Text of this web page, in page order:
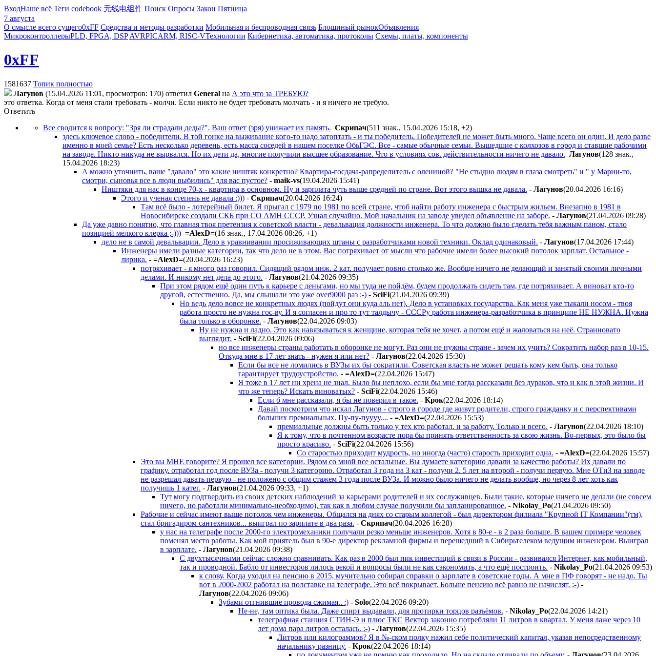
ВходНаше всё Теги codebook 无线电组件 Поиск Опросы Закон Пятница
7 августа
О смысле всего сущего0xFF Средства и методы разработки Мобильная и беспроводная связь Блошиный рынокОбъявления
МикроконтроллерыPLD, FPGA, DSP AVRPICARM, RISC-VТехнологии Кибернетика, автоматика, протоколы Схемы, платы, компоненты
0xFF
1581637 Топик полностью
Лaгyнoв (15.04.2026 11:01, просмотров: 170) ответил General на А это что за ТРЕБУЮ?
это ответка. Когда от меня стали требовать - молчи. Если никто не будет требовать молчать - и я ничего не требую.
Ответить
Все сводится к вопросу: "Зря ли страдали деды?". Ваш ответ (зря) унижает их память. Cкpипaч(511 знак., 15.04.2026 15:18, +2)
здесь ключевое слово - победители. В той гонке на выживание кого-то надо затоптать - и ты победитель. Победителей не может быть много. Чаще всего он один. И дело разве
именно в моей семье? Есть несколько деревень, есть масса соседей в нашем поселке ОбьГЭС. Все - самые обычные семьи. Вышедшие с колхозов в город и ставшие рабочими
на заводе. Никто никуда не вырвался. Но их дети да, многие получили высшее образование. Что в условиях сов. действительности ничего не давало. Лaгyнoв(128 знак.,
15.04.2026 18:23)
А можно уточнить, ваше "давало" это какие ништяк конкретно? Квартира-госдача-рапределитель с олениной? "Не стыдно людям в глаза смотреть" и " у Марии-то,
смотри, сыновья все в люди выбились" для вас пустое? - maik-vs(19.04.2026 15:41)
Ништяки для нас в конце 70-х - квартира в основном. Ну и зарплата чуть выше средней по стране. Вот этого вышка не давала. - Лaгyнoв(20.04.2026 16:16)
Этого и ученая степень не давала :))) - Cкpипaч(20.04.2026 16:24)
Там всё было - лотерейный билет. Я прыгал с 1979 по 1981 по всей стране, чтоб найти работу инженера с быстрым жильем. Внезапно в 1981 в
Новосибирске создали СКБ при СО АМН СССР. Узнал случайно. Мой начальник на заводе увидел объявление на заборе. - Лaгyнoв(21.04.2026 09:28)
Да уже давно понятно, что главная твоя претензия к советской власти - девальвация должности инженера. То что должно было сделать тебя важным паном, стало
позицией мелкого клерка ;-))) =AlexD=(16 знак., 17.04.2026 08:26, +1)
дело не в самой девальвации. Дело в уравнивании просиживающих штаны с разработчиками новой техники. Оклад одинаковый. - Лaгyнoв(17.04.2026 17:44)
Инженеры имели разные категории, так что дело не в этом. Вас потряхивает от мысли что рабочие имели более высокий потолок зарплат. Остальное -
лирика. - =AlexD=(20.04.2026 16:23)
потряхивает - я много раз говорил. Сидящий рядом инж. 2 кат. получает ровно столько же. Вообще ничего не делающий и занятый своими личными
делами. И никому нет дела до этого. - Лaгyнoв(21.04.2026 09:35)
При этом рядом ещё один путь к карьере с деньгами, но мы туда не пойдём, будем продолжать сидеть там, где потряхивает. А виноват кто-то
другой, естественно. Да, мы слышали это уже over9000 раз :-) - SciFi(21.04.2026 09:39)
Но ведь дело вовсе не конкретных людях (пойдут они куда аль нет). Дело в установках государства. Как меня уже тыкали носом - твоя
работа просто не нужна гос-ву. И я согласен и про то тут талдычу - СССРу работа инженера-разработчика в принципе НЕ НУЖНА. Нужна
была только в оборонке. - Лaгyнoв(22.04.2026 09:03)
Ну не нужна и ладно. Это как навязываться к женщине, которая тебя не хочет, а потом ещё и жаловаться на неё. Странновато
выглядит. - SciFi(22.04.2026 09:06)
но все инженеры страны работать в оборонке не могут. Раз они не нужны стране - зачем их учить? Сократить набор раз в 10-15.
Откуда мне в 17 лет знать - нужен я или нет? - Лaгyнoв(22.04.2026 15:30)
Если бы все не ломились в ВУЗы их бы сократили. Советская власть не может решать кому кем быть, она только
гарантирует трудоустройство. - =AlexD=(22.04.2026 15:47)
Я тоже в 17 лет ни хрена не знал. Было бы неплохо, если бы мне тогда рассказали без дураков, что и как в этой жизни. И
что же теперь? Искать виноватых? - SciFi(22.04.2026 15:46)
Если б мне рассказали, я бы не поверил в такое. - Kpoк(22.04.2026 18:14)
Давай посмотрим что искал Лагунов - строго в городе где живут родители, строго гражданку и с перспективами
больших премиальных. Пу-пу-пуууу.... - =AlexD=(22.04.2026 15:53)
премиальные должны быть только у тех кто работал. и за работу. Только и всего. - Лaгyнoв(22.04.2026 18:10)
Я к тому, что в почтенном возрасте пора бы принять ответственность за свою жизнь. Во-первых, это было бы
просто красиво. - SciFi(22.04.2026 15:56)
Со старостью приходит мудрость, но иногда (часто) старость приходит одна. - =AlexD=(22.04.2026 15:57)
Это вы МНЕ говорите? Я прошел все категории. Рядом со мной все остальные. Вы думаете категорию давали за качество работы? Их давали по
графику. отработал год после ВУЗа - получи 3 категорию. Отработал 3 года на 3 кат - получи 2. 5 лет на второй - получи первую. Мне ОТиЗ на заводе
не разрешал давать первую - не положено с общим стажем 3 года после ВУЗа. И можно было ничего не делать вообще, но через 8 лет хоть как
получишь 1 катег. - Лaгyнoв(21.04.2026 09:33, +1)
Тут могу подтвердить из своих детских наблюдений за карьерами родителей и их сослуживцев. Были такие, которые ничего не делали (не совсем
ничего, но работали минимально-необходимо), так как в любом случае получили бы запланированное. - Nikolay_Po(21.04.2026 09:50)
Рабочие и сейчас имеют выше потолок чем инженеры. Общался на днях со старым коллегой - был директором филиала "Крупной IT Компании"(тм),
стал бригадиром сантехников... выиграл по зарплате в два раза. - Cкpипaч(20.04.2026 16:28)
у нас на телеграфе после 2000-го электромеханики получали резко меньше инженеров. Хотя в 80-е - в 2 раза больше. В вашем примере человек
поменял место работы. Как мой приятель был в 90-е директор рекламной фирмы и перешедший в Сибирьтелеком ведущим инженером. Выиграл
в зарплате. - Лaгyнoв(21.04.2026 09:38)
С двухтысячными сейчас сложно сравнивать. Как раз в 2000 был пик инвестиций в связи в России - развивался Интернет, как мобильный,
так и проводной. Бабло от инвесторов лилось рекой и вопросы были не как сэкономить, а что ещё построить. - Nikolay_Po(21.04.2026 09:53)
к слову. Когда уходил на пенсию в 2015, мучительно собирал справки о зарплате в советские годы. А мне в ПФ говорят - не надо. Ты
вот в 2000-2002 работал на полставке на телеграфе. Это всё покрывает. Больше пенсию всё равно не начислят. :-) -
Лaгyнoв(22.04.2026 09:06)
Зубами отгнившие провода сжимая.. :) - Solo(22.04.2026 09:20)
Не-не, там оптика была. Даже спирт выдавали, для протирки торцов разъёмов. - Nikolay_Po(22.04.2026 14:21)
телеграфная станция СТИН-Э и плюс ТКС Вектор законно потребляли 11 литров в квартал. У меня лаже через 10
лет дома пара литров осталась. :-) - Лaгyнoв(22.04.2026 15:35)
Литров или килограммов? Я в №-ском полку нажил себе политический капитал, указав непосредственному
начальнику разницу. - Kpoк(22.04.2026 18:14)